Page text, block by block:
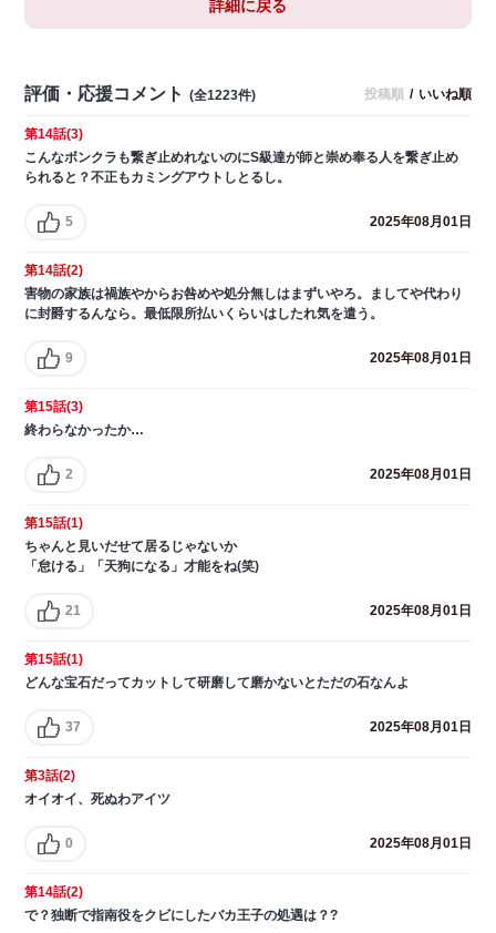
詳細に戻る
評価・応援コメント (全1223件) 投稿順 / いいね順
第14話(3)
こんなボンクラも繋ぎ止めれないのにS級達が師と崇め奉る人を繋ぎ止め
られると？不正もカミングアウトしとるし。
5 2025年08月01日
第14話(2)
害物の家族は禍族やからお咎めや処分無しはまずいやろ。ましてや代わり
に封爵するんなら。最低限所払いくらいはしたれ気を遣う。
9 2025年08月01日
第15話(3)
終わらなかったか…
2 2025年08月01日
第15話(1)
ちゃんと見いだせて居るじゃないか
「怠ける」「天狗になる」才能をね(笑)
21 2025年08月01日
第15話(1)
どんな宝石だってカットして研磨して磨かないとただの石なんよ
37 2025年08月01日
第3話(2)
オイオイ、死ぬわアイツ
0 2025年08月01日
第14話(2)
で？独断で指南役をクビにしたバカ王子の処遇は？?